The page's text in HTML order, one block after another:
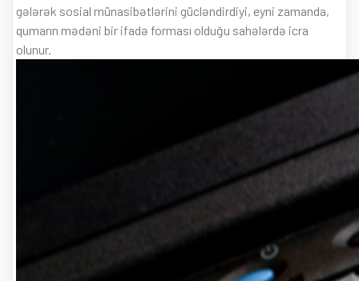
gələrək sosial münasibətlərini gücləndirdiyi, eyni zamanda,
qumarın mədəni bir ifadə forması olduğu sahələrdə icra
olunur.